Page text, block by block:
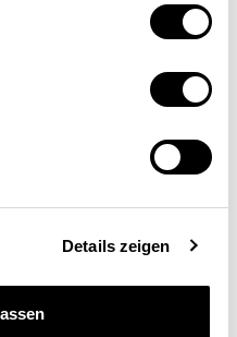
Details zeigen
la justice (OFJ), Berne